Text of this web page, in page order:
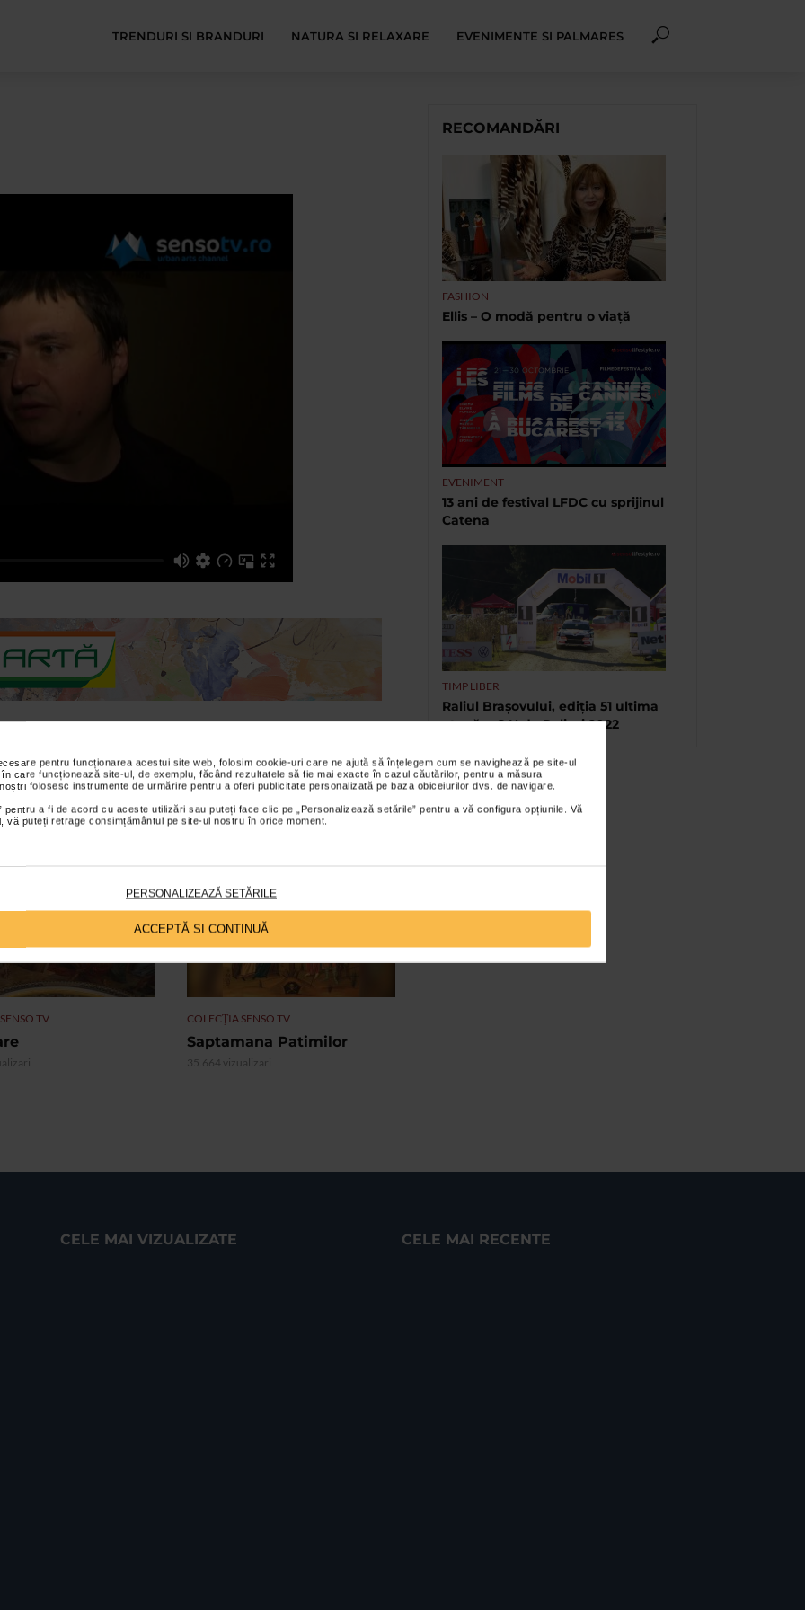
pentru funcționarea acestui site web, folosim cookie-uri care ne ajută să înțelegem cum se navighează pe site-ul
care funcționează site-ul, de exemplu, făcând rezultatele să fie mai exacte în cazul căutărilor, pentru a măsura
folosesc instrumente de urmărire pentru a oferi publicitate personalizată pe baza obiceiurilor dvs. de navigare.
pentru a fi de acord cu aceste utilizări sau puteți face clic pe „Personalizează setările” pentru a vă configura opțiunile. Vă
vă puteți retrage consimțământul pe site-ul nostru în orice moment.
PERSONALIZEAZĂ SETĂRILE
ACCEPTĂ SI CONTINUĂ
TRENDURI SI BRANDURI NATURA SI RELAXARE EVENIMENTE SI PALMARES
cu asteptarea pe care o avem la un film de Multiplex. Nu
spectaculos la fiecare 2 minute."
TV
VIDEO
COLECŢIA SENSO TV
Saptamana Patimilor
35.664 vizualizari
RECOMANDĂRI
FASHION
Ellis – O modă pentru o viață
EVENIMENT
13 ani de festival LFDC cu sprijinul
Catena
TIMP LIBER
Raliul Brașovului, ediția 51 ultima
etapă a C.N.de Raliuri 2022
CELE MAI VIZUALIZATE CELE MAI RECENTE